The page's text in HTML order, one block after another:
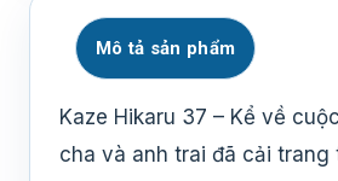
Mô tả sản phẩm
Kaze Hikaru 37 – Kể về
cha và anh trai đã cải trang